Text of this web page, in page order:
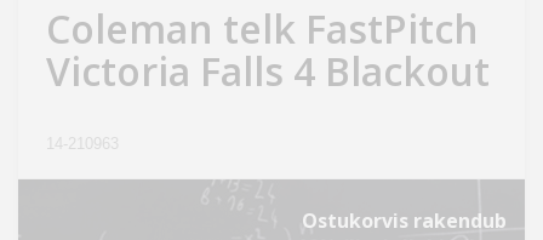
Coleman telk FastPitch
Victoria Falls 4 Blackout
14-210963
Ostukorvis rakendub
aed